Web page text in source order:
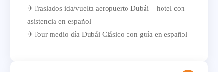
✈Traslados ida/vuelta aeropuerto Dubái – hotel con
asistencia en español
✈Tour medio día Dubái Clásico con guía en español